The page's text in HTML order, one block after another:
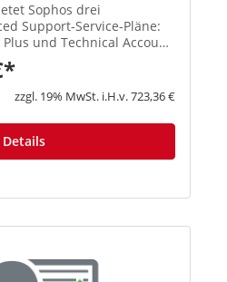
Sophos drei
Support-Service-Pläne:
und Technical Account
steht 52 Wochen im Jahr
rund um die Uhr zur
gesetzli...
zzgl. 19% MwSt. i.H.v. 723,36 €
Details